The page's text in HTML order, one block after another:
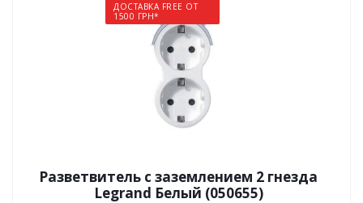
ДОСТАВКА FREE ОТ
1500 ГРН*
Разветвитель с заземлением 2 гнезда
Legrand Белый (050655)